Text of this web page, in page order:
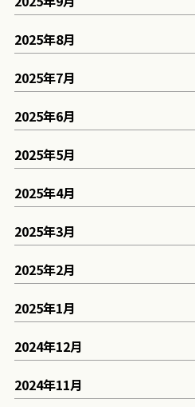
2025年8月
2025年7月
2025年6月
2025年5月
2025年4月
2025年3月
2025年2月
2025年1月
2024年12月
2024年11月